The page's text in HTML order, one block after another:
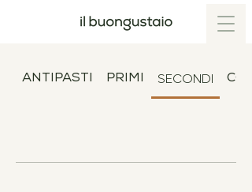
ANTIPASTI PRIMI SECONDI